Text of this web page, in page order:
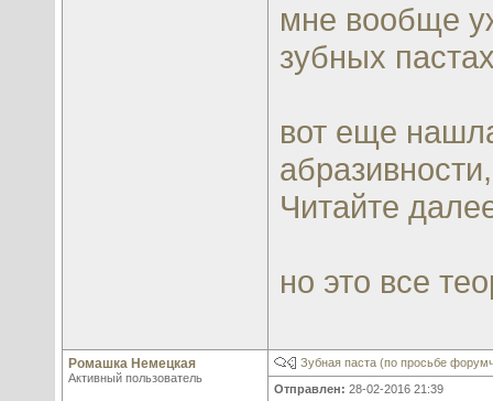
мне вообще
зубных
вот еще
Читайте
но это все
Ромашка Немецкая
Активный пользователь
Зубная паста (по просьбе
Отправлен: 28-02-2016 21:39